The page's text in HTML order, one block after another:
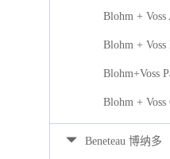
Blohm + Voss
Blohm +
Blohm+Voss
Blohm + Voss
Beneteau 博纳多